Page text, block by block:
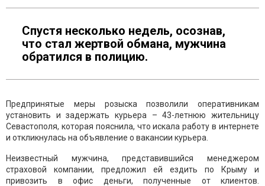
Спустя несколько недель, осознав,
что стал жертвой обмана, мужчина
обратился в полицию.
Предпринятые меры розыска позволили оперативникам
установить и задержать курьера – 43-летнюю жительницу
Севастополя, которая пояснила, что искала работу в интернете
и откликнулась на объявление о вакансии курьера.
Неизвестный мужчина, представившийся менеджером
страховой компании, предложил ей ездить по Крыму и
привозить в офис деньги, полученные от клиентов.